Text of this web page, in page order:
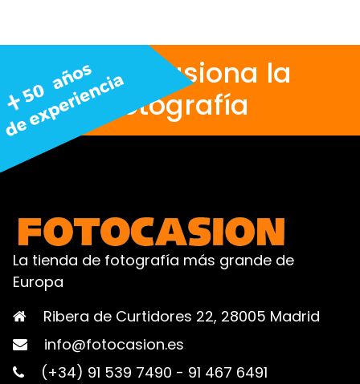
Nos apasiona la
fotografía
La tienda de fotografía más grande de
Europa
Ribera de Curtidores 22, 28005 Madrid
info@fotocasion.es
(+34) 91 539 7490 - 91 467 6491